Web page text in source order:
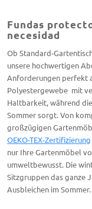
Fundas
necesidad
Ob Standard-
unsere hochwertigen
Anforderungen perfekt
Polyestergewebe mit
Haltbarkeit, während
Sommer sorgt. Von
großzügigen
OEKO-TEX-Zertifizierung
nur Ihre Gartenmöbel
umweltbewusst. Die
Sitzgruppen das ganze
Ausbleichen im Sommer.